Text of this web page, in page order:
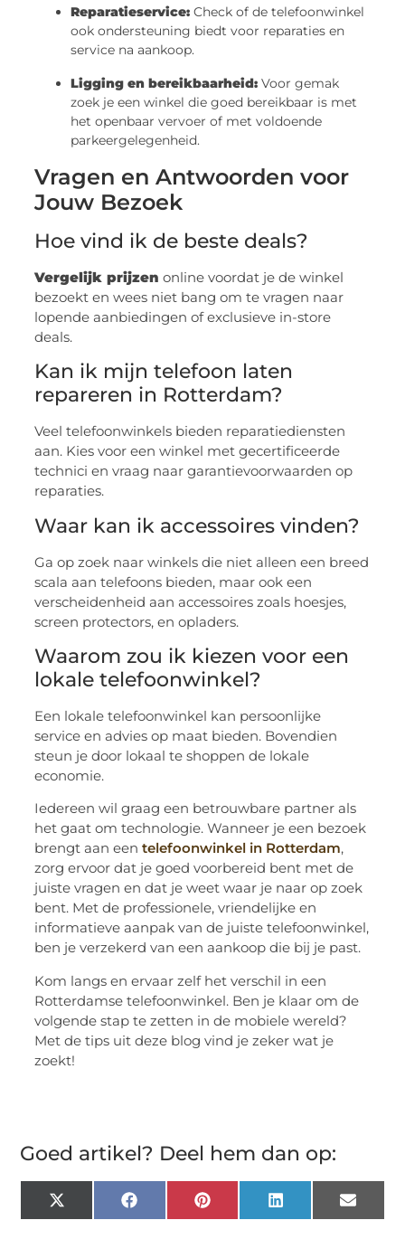
Reparatieservice: Check of de telefoonwinkel
ook ondersteuning biedt voor reparaties en
service na aankoop.
Ligging en bereikbaarheid: Voor gemak
zoek je een winkel die goed bereikbaar is met
het openbaar vervoer of met voldoende
parkeergelegenheid.
Vragen en Antwoorden voor
Jouw Bezoek
Hoe vind ik de beste deals?
Vergelijk prijzen online voordat je de winkel
bezoekt en wees niet bang om te vragen naar
lopende aanbiedingen of exclusieve in-store
deals.
Kan ik mijn telefoon laten
repareren in Rotterdam?
Veel telefoonwinkels bieden reparatiediensten
aan. Kies voor een winkel met gecertificeerde
technici en vraag naar garantievoorwaarden op
reparaties.
Waar kan ik accessoires vinden?
Ga op zoek naar winkels die niet alleen een breed
scala aan telefoons bieden, maar ook een
verscheidenheid aan accessoires zoals hoesjes,
screen protectors, en opladers.
Waarom zou ik kiezen voor een
lokale telefoonwinkel?
Een lokale telefoonwinkel kan persoonlijke
service en advies op maat bieden. Bovendien
steun je door lokaal te shoppen de lokale
economie.
Iedereen wil graag een betrouwbare partner als
het gaat om technologie. Wanneer je een bezoek
brengt aan eentelefoonwinkel in Rotterdam,
zorg ervoor dat je goed voorbereid bent met de
juiste vragen en dat je weet waar je naar op zoek
bent. Met de professionele, vriendelijke en
informatieve aanpak van de juiste telefoonwinkel,
ben je verzekerd van een aankoop die bij je past.
Kom langs en ervaar zelf het verschil in een
Rotterdamse telefoonwinkel. Ben je klaar om de
volgende stap te zetten in de mobiele wereld?
Met de tips uit deze blog vind je zeker wat je
zoekt!
Goed artikel? Deel hem dan op:
X
(Twitter)
FacebookPinterestLinkedInEmail